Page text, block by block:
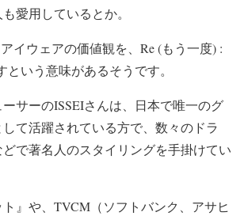
愛用しているとか。
アイウェアの価値観を、Re (もう一度) :
という意味があるそうです。
サーのISSEIさんは、 日本で唯一のグ
して活躍されている方で、 数々のドラ
で著名人のスタイリングを手掛けてい
ト』や、TVCM（ソフトバンク、アサヒ